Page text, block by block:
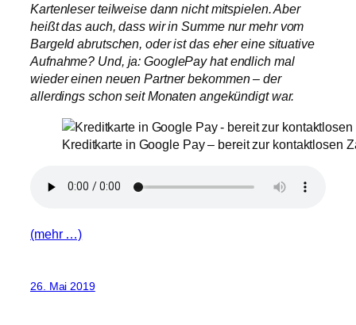
Kartenleser teilweise dann nicht mitspielen. Aber
heißt das auch, dass wir in Summe nur mehr vom
Bargeld abrutschen, oder ist das eher eine situative
Aufnahme? Und, ja: GooglePay hat endlich mal
wieder einen neuen Partner bekommen – der
allerdings schon seit Monaten angekündigt war.
Kreditkarte in Google Pay – bereit zur kontaktlosen
(mehr …)
26. Mai 2019